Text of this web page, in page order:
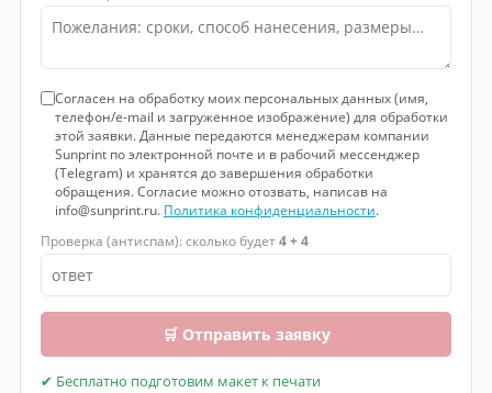
Согласен на обработку моих персональных данных (имя,
телефон/e-mail и загруженное изображение) для обработки
этой заявки. Данные передаются менеджерам компании
Sunprint по электронной почте и в рабочий мессенджер
(Telegram) и хранятся до завершения обработки
обращения. Согласие можно отозвать, написав на
info@sunprint.ru. Политика конфиденциальности.
Проверка (антиспам): сколько будет4 + 4
🛒 Отправить заявку
✔ Бесплатно подготовим макет к печати